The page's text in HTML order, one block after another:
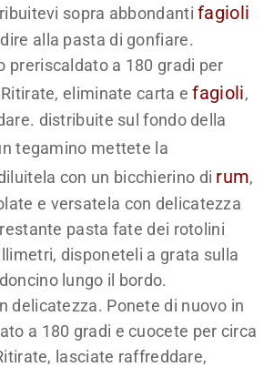
sopra abbondantifagioli
alla pasta di gonfiare.
preriscaldato a 180 gradi per
eliminate carta efagioli,
distribuite sul fondo della
tegamino mettete la
con un bicchierino di rum,
e versatela con delicatezza
pasta fate dei rotolini
disponeteli a grata sulla
lungo il bordo.
delicatezza. Ponete di nuovo in
a 180 gradi e cuocete per circa
lasciate raffreddare,